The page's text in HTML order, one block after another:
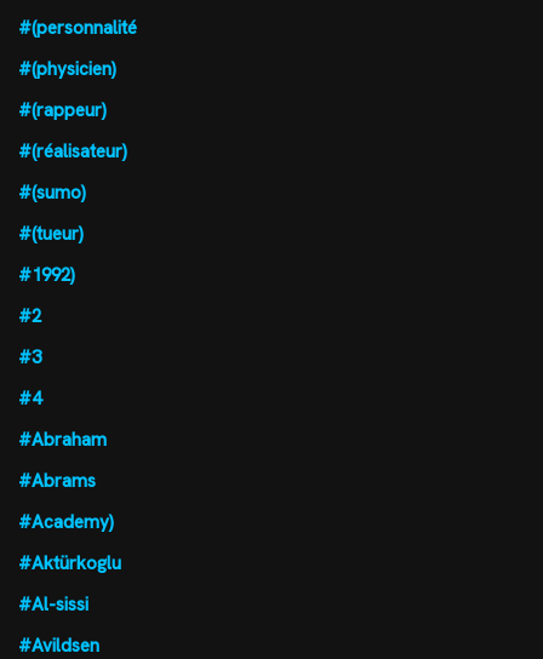
#(personnalité
#(physicien)
#(rappeur)
#(réalisateur)
#(sumo)
#(tueur)
#1992)
#2
#3
#4
#Abraham
#Abrams
#Academy)
#Aktürkoglu
#Al-sissi
#Avildsen